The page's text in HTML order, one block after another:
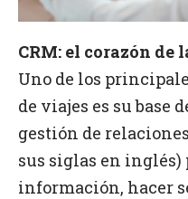
CRM: el corazón
Uno de los
de viajes es su base
gestión de
sus siglas en
información, hacer